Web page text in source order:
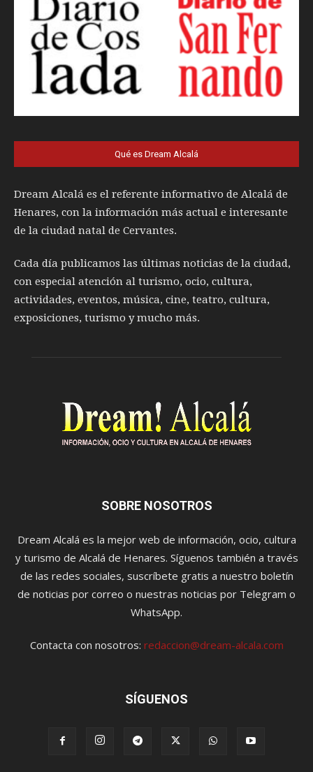
Qué es Dream Alcalá
Dream Alcalá es el referente informativo de Alcalá de
Henares, con la información más actual e interesante
de la ciudad natal de Cervantes.
Cada día publicamos las últimas noticias de la ciudad,
con especial atención al turismo, ocio, cultura,
actividades, eventos, música, cine, teatro, cultura,
exposiciones, turismo y mucho más.
SOBRE NOSOTROS
Dream Alcalá es la mejor web de información, ocio, cultura
y turismo de Alcalá de Henares. Síguenos también a través
de las redes sociales, suscríbete gratis a nuestro boletín
de noticias por correo o nuestras noticias por Telegram o
WhatsApp.
Contacta con nosotros: redaccion@dream-alcala.com
SÍGUENOS